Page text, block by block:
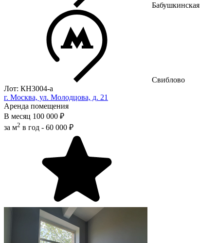
Бабушкинская
Свиблово
Лот: КН3004-a
г. Москва, ул. Молодцова, д. 21
Аренда помещения
В месяц 100 000 ₽
за м2 в год - 60 000 ₽